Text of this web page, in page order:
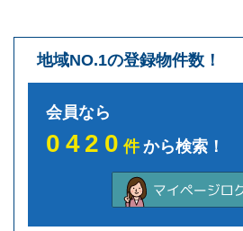
地域NO.1の登録物件数！
会員なら
0420件から検索！